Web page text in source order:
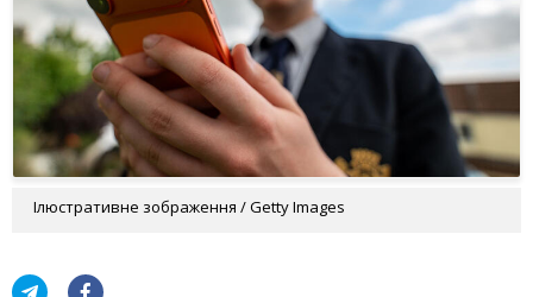
Ілюстративне зображення / Getty Images